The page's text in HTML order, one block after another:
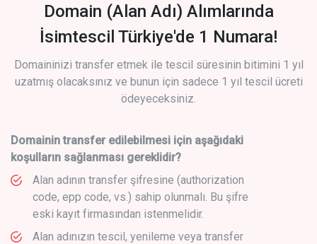
Domain (Alan Adı) Alımlarında
İsimtescil Türkiye'de 1 Numara!
Domaininizi transfer etmek ile tescil süresinin bitimini 1 yıl
uzatmış olacaksınız ve bunun için sadece 1 yıl tescil ücreti
ödeyeceksiniz.
Domainin transfer edilebilmesi için aşağıdaki
koşulların sağlanması gereklidir?
Alan adının transfer şifresine (authorization
code, epp code, vs.) sahip olunmalı. Bu şifre
eski kayıt firmasından istenmelidir.
Alan adınızın tescil, yenileme veya transfer